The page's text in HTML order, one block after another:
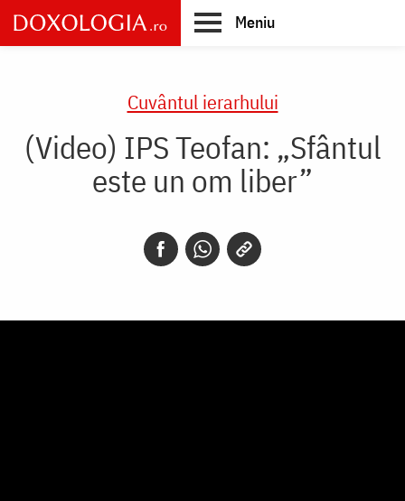
Skip
to
main
Meniu
Cuvântul ierarhului
(Video) IPS Teofan: „Sfântul
este un om liber”